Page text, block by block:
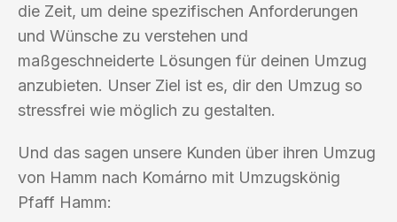
die Zeit, um deine spezifischen Anforderungen
und Wünsche zu verstehen und
maßgeschneiderte Lösungen für deinen Umzug
anzubieten. Unser Ziel ist es, dir den Umzug so
stressfrei wie möglich zu gestalten.
Und das sagen unsere Kunden über ihren Umzug
von Hamm nach Komárno mit Umzugskönig
Pfaff Hamm: